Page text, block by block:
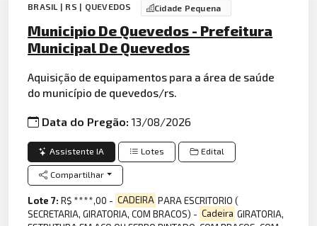
BRASIL | RS | QUEVEDOS Cidade Pequena
Municipio De Quevedos - Prefeitura
Municipal De Quevedos
Aquisição de equipamentos para a área de saúde
do município de quevedos/rs.
Data do Pregão:13/08/2026
Assistente IA Lotes Edital
Compartilhar
Lote 7:R$ ****,00 - CADEIRA PARA ESCRITORIO (
SECRETARIA, GIRATORIA, COM BRACOS) - Cadeira GIRATORIA,